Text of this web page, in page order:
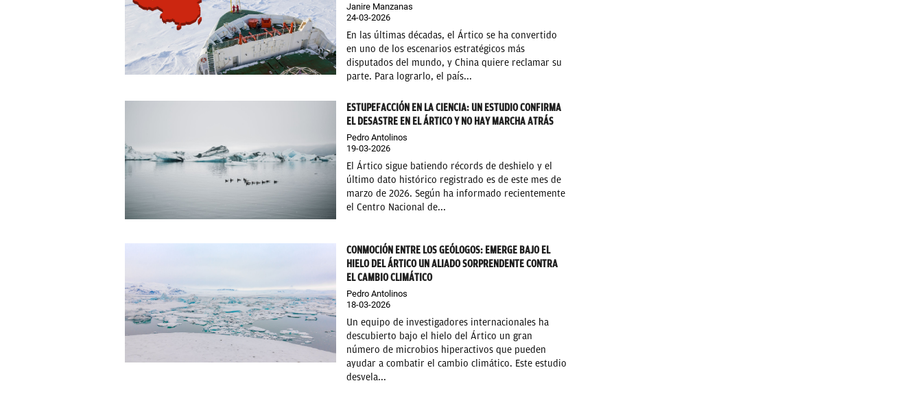
Janire Manzanas
24-03-2026
En las últimas décadas, el Ártico se ha convertido
en uno de los escenarios estratégicos más
disputados del mundo, y China quiere reclamar su
parte. Para lograrlo, el país...
ESTUPEFACCIÓN EN LA CIENCIA: UN ESTUDIO CONFIRMA
EL DESASTRE EN EL ÁRTICO Y NO HAY MARCHA ATRÁS
Pedro Antolinos
19-03-2026
El Ártico sigue batiendo récords de deshielo y el
último dato histórico registrado es de este mes de
marzo de 2026. Según ha informado recientemente
el Centro Nacional de...
CONMOCIÓN ENTRE LOS GEÓLOGOS: EMERGE BAJO EL
HIELO DEL ÁRTICO UN ALIADO SORPRENDENTE CONTRA
EL CAMBIO CLIMÁTICO
Pedro Antolinos
18-03-2026
Un equipo de investigadores internacionales ha
descubierto bajo el hielo del Ártico un gran
número de microbios hiperactivos que pueden
ayudar a combatir el cambio climático. Este estudio
desvela...